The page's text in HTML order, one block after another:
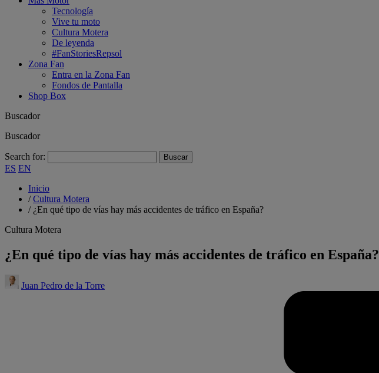
Tecnología
Vive tu moto
Cultura Motera
De leyenda
#FanStoriesRepsol
Zona Fan
Entra en la Zona Fan
Fondos de Pantalla
Shop Box
Buscador
Buscador
Search for:
ES EN
Inicio
/Cultura Motera
/ ¿En qué tipo de vías hay más accidentes de tráfico en España?
Cultura Motera
¿En qué tipo de vías hay más accidentes de tráfico en España?
Juan Pedro de la Torre